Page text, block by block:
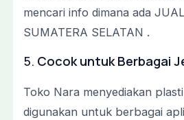
mencari info dimana ada
SUMATERA SELATAN .
5. Cocok untuk Berbagai
Toko Nara menyediakan
digunakan untuk berbagai